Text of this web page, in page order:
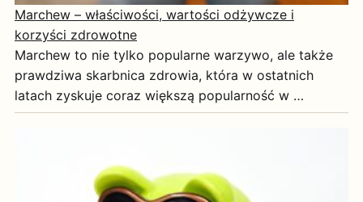
Marchew – właściwości, wartości odżywcze i
korzyści zdrowotne
Marchew to nie tylko popularne warzywo, ale także
prawdziwa skarbnica zdrowia, która w ostatnich
latach zyskuje coraz większą popularność w …